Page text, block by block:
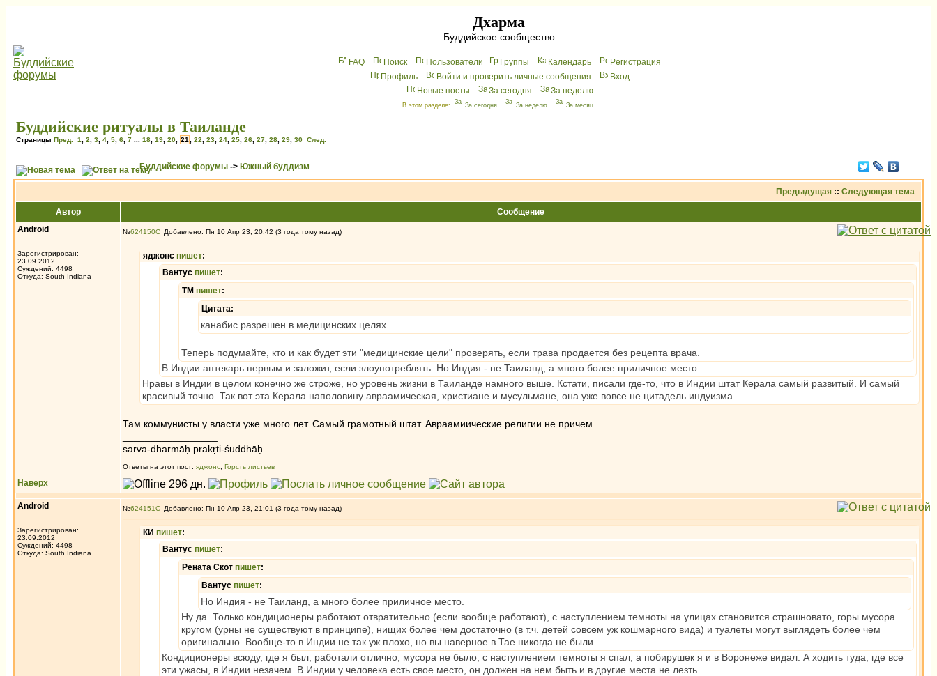
Дхарма
Буддийское сообщество
FAQ Поиск Пользователи Группы Календарь
Peгиcтрaция
Профиль
Войти и проверить личные сообщения
Вхoд
Новые посты
За сегодня За неделю
В этом разделе: За сегодня За неделю За месяц
Буддийские ритуалы в Таиланде
Страницы Пред. 1 2 3 4 5 6 7 18 19 20 21 22 23 24 25 26 27 28 29 30 След.
Буддийские форумы -> Южный буддизм
Предыдущая :: Следующая тема
Автор
Сообщение
Android
Зарегистрирован:
23.09.2012
Суждений: 4498
Откуда: South Indiana
№624150 Добавлено: Пн 10 Апр 23, 20:42 (3 года тому назад)
яджонс пишет:
Вантус пишет:
ТМ пишет:
Цитата:
канабис разрешен в медицинских целях
Теперь подумайте, кто и как будет эти "медицинские цели" проверять, если трава продается без рецепта врача.
В Индии аптекарь первым и заложит, если злоупотреблять. Но Индия - не Таиланд, а много более приличное место.
Нравы в Индии в целом конечно же строже, но уровень жизни в Таиланде намного выше. Кстати, писали где-то, что в Индии штат Керала самый развитый. И самый
красивый точно. Так вот эта Керала наполовину авраамическая, христиане и мусульмане, она уже вовсе не цитадель индуизма.
Там коммунисты у власти уже много лет. Самый грамотный штат. Авраамиические религии не причем.
sarva-dharmāḥ prakṛti-śuddhāḥ
Ответы на этот пост: яджонс Горсть листьев
Наверх
Android
Зарегистрирован:
23.09.2012
Суждений: 4498
Откуда: South Indiana
№624151 Добавлено: Пн 10 Апр 23, 21:01 (3 года тому назад)
КИ пишет:
Вантус пишет:
Рената Скот пишет:
Вантус пишет:
Но Индия - не Таиланд, а много более приличное место.
Ну да. Только кондиционеры работают отвратительно (если вообще работают), с наступлением темноты на улицах становится страшновато, горы мусора
кругом (урны не существуют в принципе), нищих более чем достаточно (в т.ч. детей совсем уж кошмарного вида) и туалеты могут выглядеть более чем
оригинально. Вообще-то в Индии не так уж плохо, но вы наверное в Тае никогда не были.
Кондиционеры всюду, где я был, работали отлично, мусора не было, с наступлением темноты я спал, а побирушек я и в Воронеже видал. А ходить туда, где все
эти ужасы, в Индии незачем. В Индии у человека есть свое место, он должен на нем быть и в другие места не лезть.